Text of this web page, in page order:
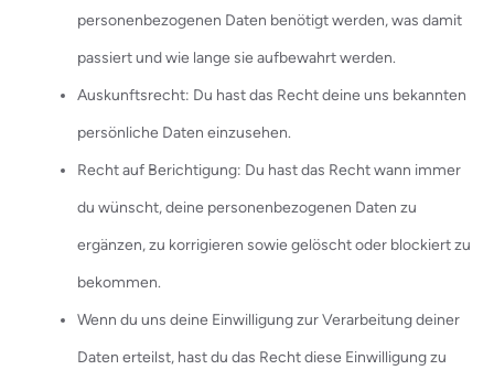
personenbezogenen Daten benötigt werden, was damit
passiert und wie lange sie aufbewahrt werden.
Auskunftsrecht: Du hast das Recht deine uns bekannten
persönliche Daten einzusehen.
Recht auf Berichtigung: Du hast das Recht wann immer
du wünscht, deine personenbezogenen Daten zu
ergänzen, zu korrigieren sowie gelöscht oder blockiert zu
bekommen.
Wenn du uns deine Einwilligung zur Verarbeitung deiner
Daten erteilst, hast du das Recht diese Einwilligung zu